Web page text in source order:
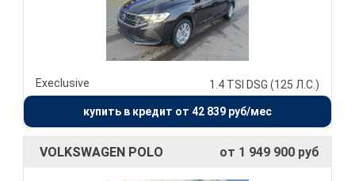
Execlusive 1.4 TSI DSG (125 Л.С.)
купить в кредит от 42 839 руб/мес
VOLKSWAGEN POLO от 1 949 900 руб